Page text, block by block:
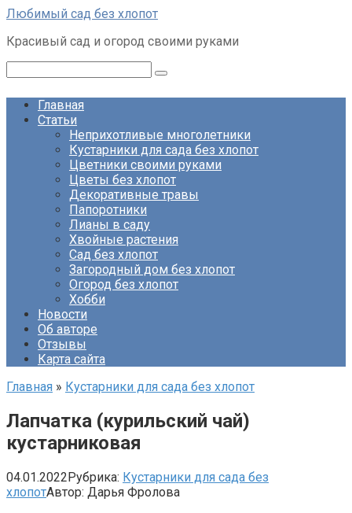
Перейти
контенту
Любимый сад без хлопот
Красивый сад и огород своими руками
Главная
Статьи
Неприхотливые многолетники
Кустарники для сада без хлопот
Цветники своими руками
Цветы без хлопот
Декоративные травы
Папоротники
Лианы в саду
Хвойные растения
Сад без хлопот
Загородный дом без хлопот
Огород без хлопот
Хобби
Новости
Об авторе
Отзывы
Карта сайта
Главная » Кустарники для сада без хлопот
Лапчатка (курильский чай)
кустарниковая
04.01.2022Рубрика: Кустарники для сада без
хлопотАвтор: Дарья Фролова